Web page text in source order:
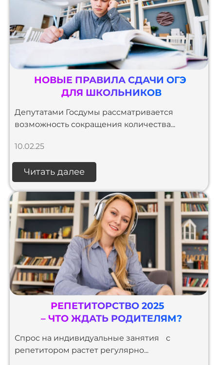
НОВЫЕ ПРАВИЛА СДАЧИ ОГЭ
ДЛЯ ШКОЛЬНИКОВ
Депутатами Госдумы рассматривается
возможность сокращения количества...
10.02.25
Читать далее
РЕПЕТИТОРСТВО 2025
– ЧТО ЖДАТЬ РОДИТЕЛЯМ?
Спрос на индивидуальные занятия с
репетитором растет регулярно...